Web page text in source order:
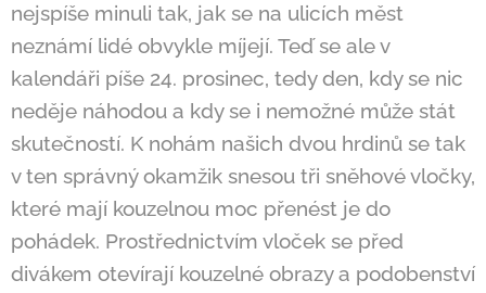
nejspíše minuli tak, jak se na ulicích měst
neznámí lidé obvykle míjejí. Teď se ale v
kalendáři píše 24. prosinec, tedy den, kdy se nic
neděje náhodou a kdy se i nemožné může stát
skutečností. K nohám našich dvou hrdinů se tak
v ten správný okamžik snesou tři sněhové vločky,
které mají kouzelnou moc přenést je do
pohádek. Prostřednictvím vloček se před
divákem otevírají kouzelné obrazy a podobenství